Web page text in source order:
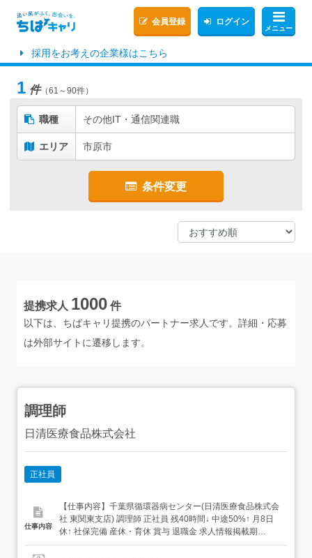
メニュー
会員登録 ログイン
採用をお考えの企業様はこちら
1 件（61～90件）
職種 その他IT・通信関連職
エリア 市原市
条件変更
提携求人 1000 件
以下は、ちばキャリ提携のパートナー求人です。詳細・応募
は外部サイトに遷移します。
調理師
日清医療食品株式会社
正社員
仕事内容
【仕事内容】千葉県循環器病センター(日清医療食品株式会
社 東関東支店) 調理師 正社員 残40時間↓ 中途50%↑ 月8日
休↑ 社保完備 産休・育休 賞与 退職金 求人情報掲載期
間:2026/07/16～2026/08/13 求人情報 店舗の特徴 年休120